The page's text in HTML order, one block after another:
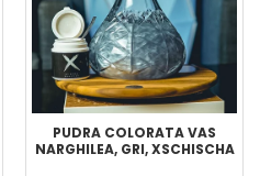
PUDRA COLORATA VAS
NARGHILEA, GRI, XSCHISCHA